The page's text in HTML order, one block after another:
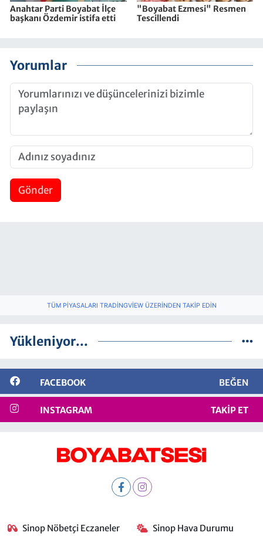
Anahtar Parti Boyabat İlçe
başkanı Özdemir istifa etti
"Boyabat Ezmesi" Resmen
Tescillendi
Yorumlar
Gönder
TÜM PIYASALARI TRADINGVIEW ÜZERINDEN TAKIP EDIN
Yükleniyor...
FACEBOOK BEĞEN
INSTAGRAM TAKIP ET
Sinop Nöbetçi Eczaneler Sinop Hava Durumu